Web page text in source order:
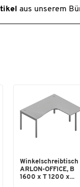
Maße: B 1600 x T
[mm]
aus unserem
Winkelschreibtisch
ARLON-OFFICE, B
1600 x T 1200 x...